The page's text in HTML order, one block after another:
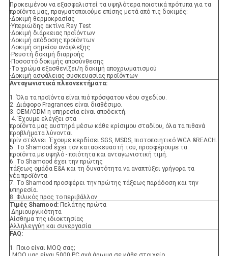
Προκειμένου να εξασφαλιστεί τα υψηλότερα ποιοτικά πρότυπα για τα
προϊόντα μας, πραγματοποιούμε επίσης μετά από τις δοκιμές:
·Δοκιμή θερμοκρασίας
·Υπεριώδης ακτίνα Ray Test
·Δοκιμή διάρκειας προϊόντων
·Δοκιμή απόδοσης προϊόντων
·Δοκιμή σημείου ανάφλεξης
·Ρευστή δοκιμή διαρροής
·Ποσοστό δοκιμής αποσύνθεσης
·Το χρώμα εξασθενίζει/η δοκιμή αποχρωματισμού
·Δοκιμή ασφάλειας συσκευασίας προϊόντων
Ανταγωνιστικά πλεονεκτήματα:
1. Όλα τα προϊόντα είναι πιό πρόσφατου νέου σχεδίου.
2. Διάφορο Fragrances είναι διαθέσιμο.
3. OEM/ODM η υπηρεσία είναι αποδεκτή.
4. Έχουμε ελέγξει στα
προϊόντα μας αυστηρά μέσω κάθε κρίσιμου σταδίου, όλα τα πιθανά
προβλήματα λύνονται
πρίν στέλνει. Έχουμε κερδίσει SGS, MSDS, πιστοποιητικό WCA &REACH.
5. Το Shamood έχει τον κατασκευαστή του, προσφέρουμε τα
προϊόντα με υψηλό - ποιότητα και ανταγωνιστική τιμή.
6. Το Shamood έχει την πρώτης
τάξεως ομάδα Ε&Α και τη δυνατότητα να αναπτύξει γρήγορα τα
νέα προϊόντα
7. Το Shamood προσφέρει την πρώτης τάξεως παράδοση και την
υπηρεσία.
8. Φιλικός προς το περιβάλλον
Τιμές Shamood: Πελάτης πρώτα
Δημιουργικότητα
Αίσθημα της ιδιοκτησίας
Αλληλεγγύη και συνεργασία
FAQ:
1. Ποιο είναι MOQ σας;